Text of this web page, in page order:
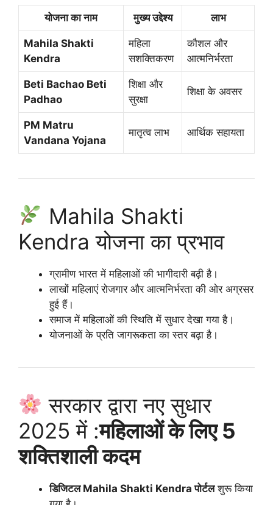
योजना का नाम मुख्य उद्देश्य लाभ
Mahila Shakti
Kendra
महिला
सशक्तिकरण
कौशल और
आत्मनिर्भरता
Beti Bachao Beti
Padhao
शिक्षा और
सुरक्षा
शिक्षा के अवसर
PM Matru
Vandana Yojana
मातृत्व लाभ आर्थिक सहायता
Mahila Shakti
Kendra योजना का प्रभाव
ग्रामीण भारत में महिलाओं की भागीदारी बढ़ी है।
लाखों महिलाएं रोजगार और आत्मनिर्भरता की ओर अग्रसर
हुई हैं।
समाज में महिलाओं की स्थिति में सुधार देखा गया है।
योजनाओं के प्रति जागरूकता का स्तर बढ़ा है।
सरकार द्वारा नए सुधार
2025 में :महिलाओं के लिए 5
शक्तिशाली कदम
डिजिटल Mahila Shakti Kendra पोर्टलशुरू किया